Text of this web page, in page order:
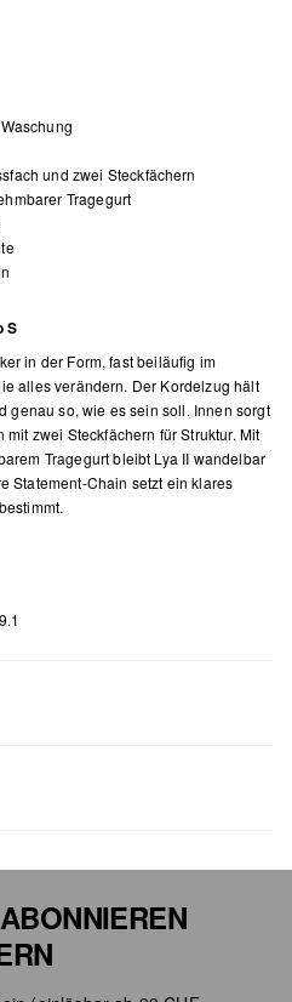
und zwei Steckfächern
Tragegurt
S
in der Form, fast beiläufig im
alles verändern. Der Kordelzug hält
genau so, wie es sein soll. Innen sorgt
zwei Steckfächern für Struktur. Mit
Tragegurt bleibt Lya II wandelbar
Statement-Chain setzt ein klares